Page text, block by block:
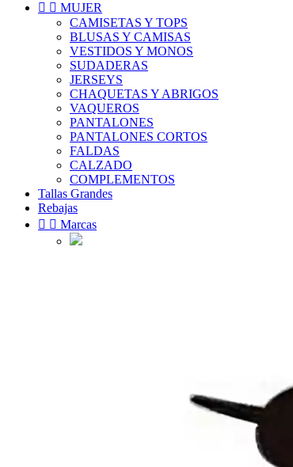
  MUJER
CAMISETAS Y TOPS
BLUSAS Y CAMISAS
VESTIDOS Y MONOS
SUDADERAS
JERSEYS
CHAQUETAS Y ABRIGOS
VAQUEROS
PANTALONES
PANTALONES CORTOS
FALDAS
CALZADO
COMPLEMENTOS
Tallas Grandes
Rebajas
  Marcas